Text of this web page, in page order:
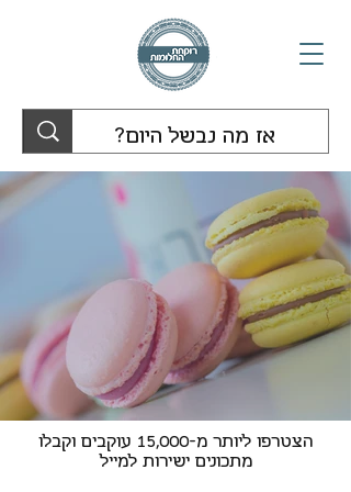
הצטרפו ליותר מ-15,000 עוקבים וקבלו
מתכונים ישירות למייל